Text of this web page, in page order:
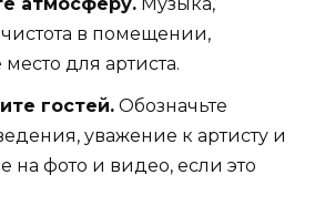
в помещении,
для артиста.
гостей. Обозначьте
уважение к артисту и
на фото и видео, если это